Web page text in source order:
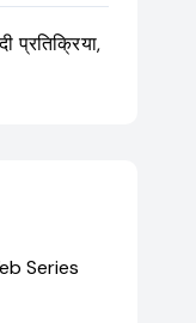
प्रतिक्रिया,